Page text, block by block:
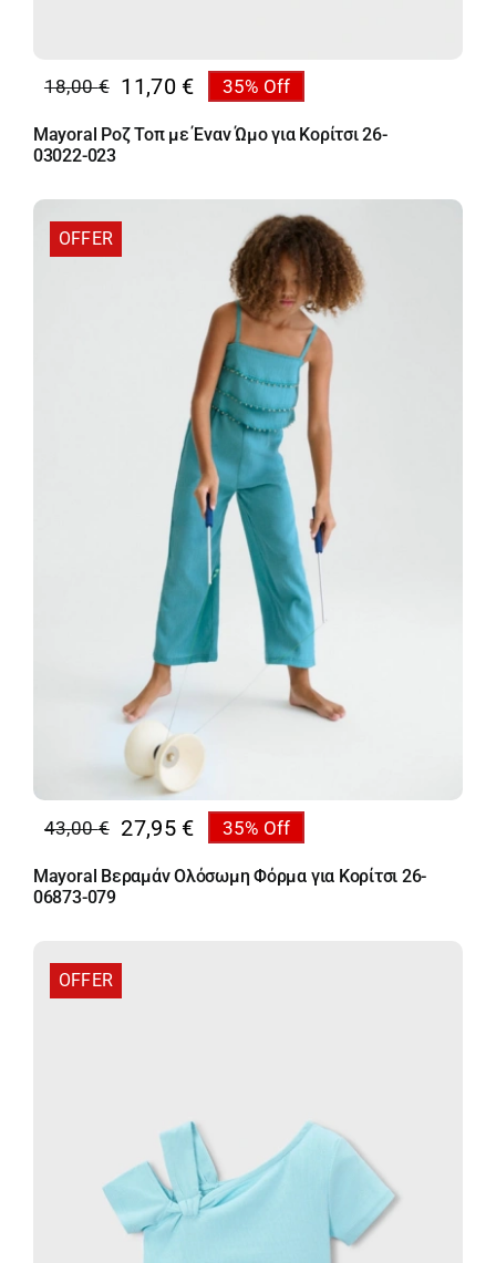
18,00€
Original
price
was:
11,70 €
Η
τρέχουσα
τιμή
11,70 €.
35% Off
Mayoral Ροζ Τοπ με Έναν Ώμο για Κορίτσι 26-
03022-023
OFFER
43,00€
Original
price
was:
27,95 €
Η
τρέχουσα
τιμή
35% Off
Mayoral Βεραμάν Ολόσωμη Φόρμα για Κορίτσι 26-
06873-079
OFFER